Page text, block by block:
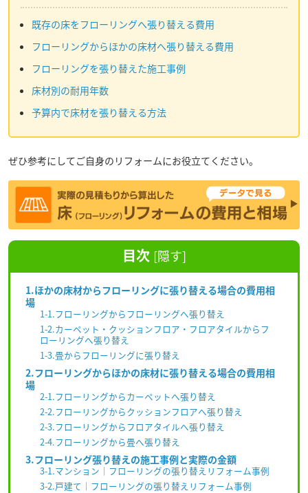
既存の床をフローリングへ張り替える費用
フローリングからほかの床材へ張り替える費用
フローリングを張り替えた施工事例
床材別の耐用年数
予算内で床材を張り替える方法
ぜひ参考にしてご自身のリフォームにお役立てください。
目次 [隠す]
1.ほかの床材からフローリングに張り替える場合の費用相
場
1-1.フローリングからフローリングへ張り替え
1-2.カーペット・クッションフロア・フロアタイルからフ
ローリングへ張り替え
1-3.畳からフローリングに張り替え
2.フローリングからほかの床材に張り替える場合の費用相
場
2-1.フローリングからカーペットへ張り替え
2-2.フローリングからクッションフロアへ張り替え
2-3.フローリングからフロアタイルへ張り替え
2-4.フローリングから畳へ張り替え
3.フローリング張り替えの施工事例と実際の金額
3-1.マンション｜フローリングの張り替えリフォーム事例
3-2.戸建て｜フローリングの張り替えリフォーム事例